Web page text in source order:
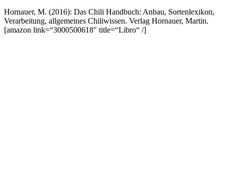
Hornauer, M. (2016): Das Chili Handbuch: Anbau, Sortenlexikon,
Verarbeitung, allgemeines Chiliwissen. Verlag Hornauer, Martin.
[amazon link=“3000500618″ title=“Libro“ /]